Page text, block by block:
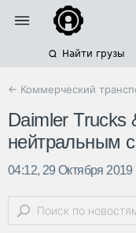
Найти грузы
← Коммерческий
Daimler Trucks
нейтральным
04:12, 29 Октября 2019